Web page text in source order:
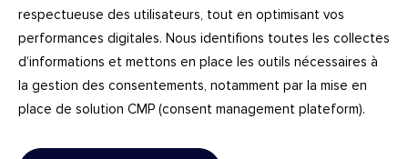
respectueuse des utilisateurs, tout en optimisant vos
performances digitales. Nous identifions toutes les collectes
d’informations et mettons en place les outils nécessaires à
la gestion des consentements, notamment par la mise en
place de solution CMP (consent management plateform).